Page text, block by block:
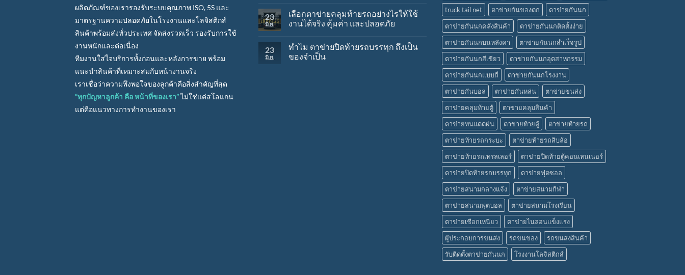
ผลิตภัณฑ์ของเรารองรับระบบคุณภาพ ISO, 5S และ
มาตรฐานความปลอดภัยในโรงงานและโลจิสติกส์
สินค้าพร้อมส่งทั่วประเทศ จัดส่งรวดเร็ว รองรับการใช้
งานหนักและต่อเนื่อง
ทีมงานใส่ใจบริการทั้งก่อนและหลังการขาย พร้อม
แนะนำสินค้าที่เหมาะสมกับหน้างานจริง
เราเชื่อว่าความพึงพอใจของลูกค้าคือสิ่งสำคัญที่สุด
“ทุกปัญหาลูกค้า คือ หน้าที่ของเรา”ไม่ใช่แค่สโลแกน
แต่คือแนวทางการทำงานของเรา
23
มิ.ย.
เลือกตาข่ายคลุมท้ายรถอย่างไรให้ใช้
งานได้จริง คุ้มค่า และปลอดภัย
23
มิ.ย.
ทำไม ตาข่ายปิดท้ายรถบรรทุก ถึงเป็น
ของจำเป็น
truck tail net
ตาข่ายกันของตก
ตาข่ายกันนก
ตาข่ายกันนกคลังสินค้า
ตาข่ายกันนกติดตั้งง่าย
ตาข่ายกันนกบนหลังคา
ตาข่ายกันนกสำเร็จรูป
ตาข่ายกันนกสีเขียว
ตาข่ายกันนกอุตสาหกรรม
ตาข่ายกันนกแบบถี่
ตาข่ายกันนกโรงงาน
ตาข่ายกันบอล
ตาข่ายกันหล่น
ตาข่ายขนส่ง
ตาข่ายคลุมท้ายตู้
ตาข่ายคลุมสินค้า
ตาข่ายทนแดดฝน
ตาข่ายท้ายตู้
ตาข่ายท้ายรถ
ตาข่ายท้ายรถกระบะ
ตาข่ายท้ายรถสิบล้อ
ตาข่ายท้ายรถเทรลเลอร์
ตาข่ายปิดท้ายตู้คอนเทนเนอร์
ตาข่ายปิดท้ายรถบรรทุก
ตาข่ายฟุตซอล
ตาข่ายสนามกลางแจ้ง
ตาข่ายสนามกีฬา
ตาข่ายสนามฟุตบอล
ตาข่ายสนามโรงเรียน
ตาข่ายเชือกเหนียว
ตาข่ายไนลอนแข็งแรง
ผู้ประกอบการขนส่ง
รถขนของ
รถขนส่งสินค้า
รับติดตั้งตาข่ายกันนก
โรงงานโลจิสติกส์